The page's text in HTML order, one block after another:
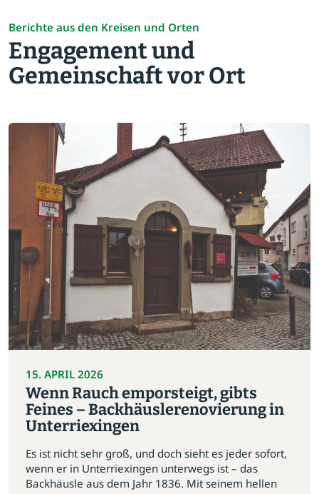
Berichte aus den Kreisen und Orten
Engagement und
Gemeinschaft vor Ort
15. APRIL 2026
Wenn Rauch emporsteigt, gibts
Feines – Backhäuslerenovierung in
Unterriexingen
Es ist nicht sehr groß, und doch sieht es jeder sofort,
wenn er in Unterriexingen unterwegs ist – das
Backhäusle aus dem Jahr 1836. Mit seinem hellen